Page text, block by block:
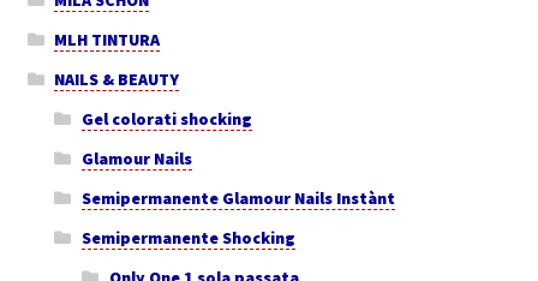
MLH TINTURA
NAILS & BEAUTY
Gel colorati shocking
Glamour Nails
Semipermanente Glamour Nails Instànt
Semipermanente Shocking